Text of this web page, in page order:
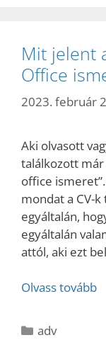
Mit jelent
Office
2023. február
Aki olvasott
találkozott már
office
mondat a CV-
egyáltalán,
egyáltalán
attól, aki ezt
Olvass tovább
Kategória
adv